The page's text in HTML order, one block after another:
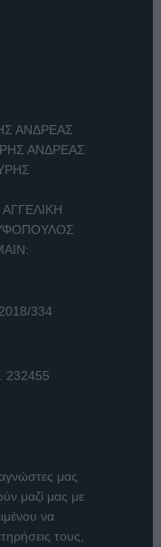
ΑΝΔΡΕΑΣ
ΑΝΔΡΕΑΣ
334
232455
μας
μαζί μας με
να
τους,